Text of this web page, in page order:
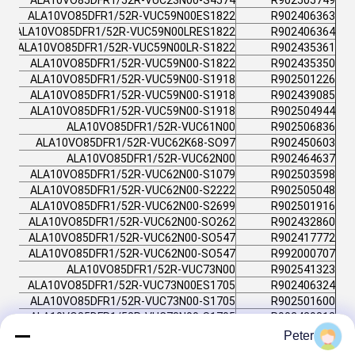
R902406363
ALA10VO85DFR1/52R-VUC59N00ES1822
R902406364
ALA10VO85DFR1/52R-VUC59N00LRES1822
R902435361
ALA10VO85DFR1/52R-VUC59N00LR-S1822
R902435350
ALA10VO85DFR1/52R-VUC59N00-S1822
R902501226
ALA10VO85DFR1/52R-VUC59N00-S1918
R902439085
ALA10VO85DFR1/52R-VUC59N00-S1918
R902504944
ALA10VO85DFR1/52R-VUC59N00-S1918
R902506836
ALA10VO85DFR1/52R-VUC61N00
R902450603
ALA10VO85DFR1/52R-VUC62K68-SO97
R902464637
ALA10VO85DFR1/52R-VUC62N00
R902503598
ALA10VO85DFR1/52R-VUC62N00-S1079
R902505048
ALA10VO85DFR1/52R-VUC62N00-S2222
R902501916
ALA10VO85DFR1/52R-VUC62N00-S2699
R902432860
ALA10VO85DFR1/52R-VUC62N00-SO262
R902417772
ALA10VO85DFR1/52R-VUC62N00-SO547
R992000707
ALA10VO85DFR1/52R-VUC62N00-SO547
R902541323
ALA10VO85DFR1/52R-VUC73N00
R902406324
ALA10VO85DFR1/52R-VUC73N00ES1705
R902501600
ALA10VO85DFR1/52R-VUC73N00-S1705
R902429812
ALA10VO85DFR1/52R-VUC73N00-S1705
R902429745
R902541392
Peter